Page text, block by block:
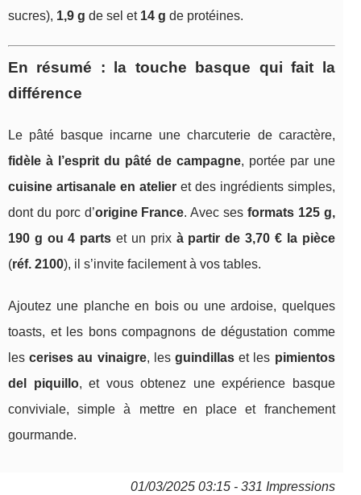
sucres), 1,9 g de sel et 14 g de protéines.
En résumé : la touche basque qui fait la
différence
Le pâté basque incarne une charcuterie de caractère,
fidèle à l’esprit du pâté de campagne, portée par une
cuisine artisanale en atelieret des ingrédients simples,
dont du porc d’origine France. Avec ses formats 125 g,
190 g ou 4 parts et un prix à partir de 3,70 € la pièce
(réf. 2100), il s’invite facilement à vos tables.
Ajoutez une planche en bois ou une ardoise, quelques
toasts, et les bons compagnons de dégustation comme
lescerises au vinaigre, lesguindillas et les pimientos
del piquillo, et vous obtenez une expérience basque
conviviale, simple à mettre en place et franchement
gourmande.
01/03/2025 03:15 - 331 Impressions